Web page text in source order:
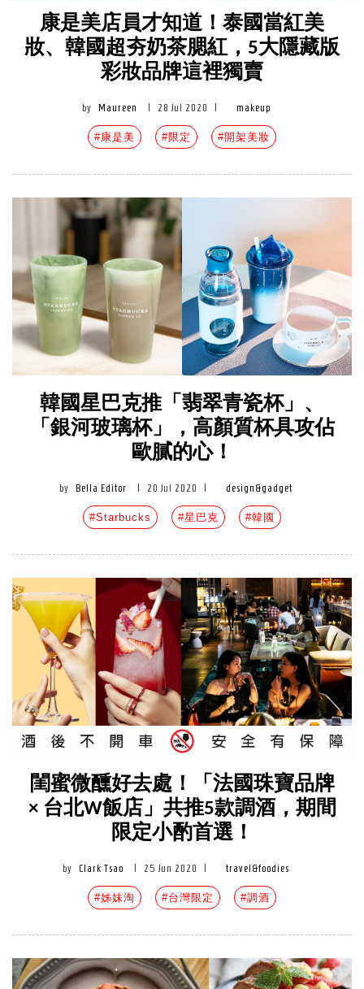
康是美店員才知道！泰國當紅美
妝、韓國超夯奶茶腮紅，5大隱藏版
彩妝品牌這裡獨賣
by Maureen 28 Jul 2020 makeup
#康是美 #限定 #開架美妝
韓國星巴克推「翡翠青瓷杯」、
「銀河玻璃杯」，高顏質杯具攻佔
歐膩的心！
by Bella Editor 20 Jul 2020 design&gadget
#Starbucks #星巴克 #韓國
閨蜜微醺好去處！「法國珠寶品牌
× 台北W飯店」共推5款調酒，期間
限定小酌首選！
by Clark Tsao 25 Jun 2020 travel&foodies
#姊妹淘 #台灣限定 #調酒